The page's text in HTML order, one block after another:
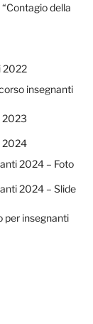
della
2022
insegnanti
2023
2024
2024 – Foto
2024 – Slide
per insegnanti